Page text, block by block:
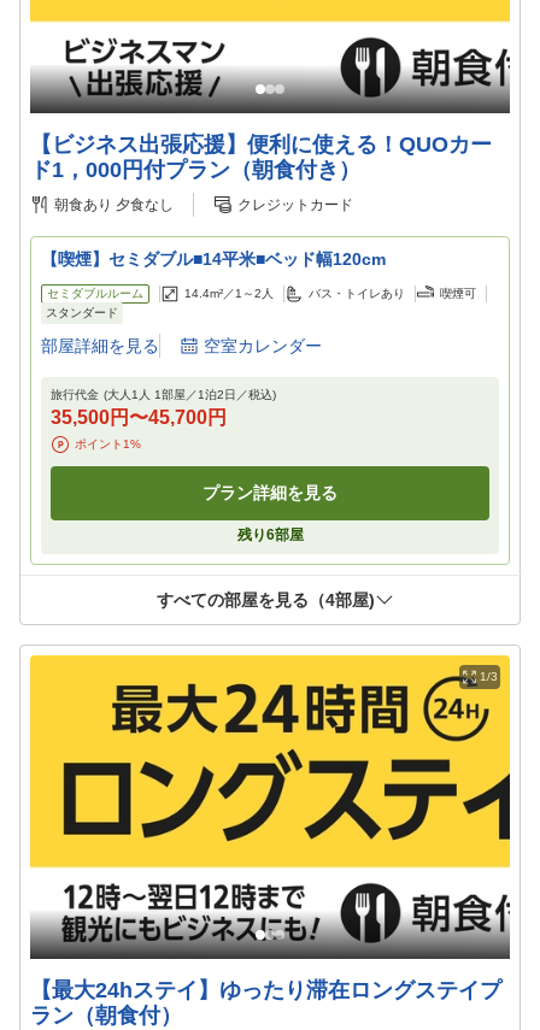
【ビジネス出張応援】便利に使える！QUOカー
ド1，000円付プラン（朝食付き）
朝食あり 夕食なし クレジットカード
【喫煙】セミダブル■14平米■ベッド幅120cm
セミダブルルーム 14.4m²／1～2 人 バス・トイレあり
喫煙可
スタンダード
部屋詳細を見る 空室カレンダー
旅行代金 (大人1人 1部屋／1泊2日／税込)
35,500円 〜45,700円
ポイント1%
プラン詳細を見る
残り6部屋
すべての部屋を見る（4部屋)
1/3
【最大24hステイ】ゆったり滞在ロングステイプ
ラン（朝食付）